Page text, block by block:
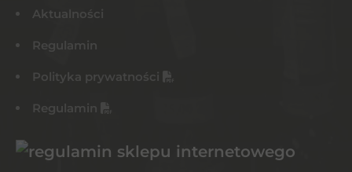
Aktualności
Regulamin
Polityka prywatności
Regulamin